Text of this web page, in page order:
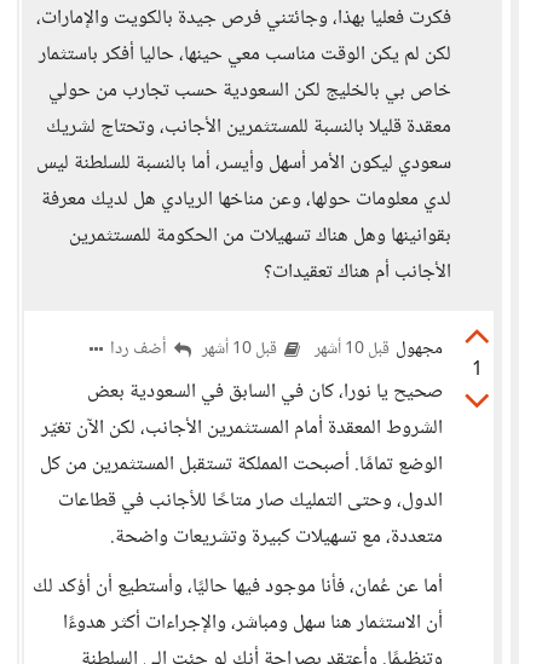
فكرت فعليا بهذا، وجائتني فرص جيدة بالكويت والإمارات،
لكن لم يكن الوقت مناسب معي حينها، حاليا أفكر باستثمار
خاص بي بالخليج لكن السعودية حسب تجارب من حولي
معقدة قليلا بالنسبة للمستثمرين الأجانب، وتحتاج لشريك
سعودي ليكون الأمر أسهل وأيسر، أما بالنسبة للسلطنة ليس
لدي معلومات حولها، وعن مناخها الريادي هل لديك معرفة
بقوانينها وهل هناك تسهيلات من الحكومة للمستثمرين
الأجانب أم هناك تعقيدات؟
1
مجهول قبل 10 أشهر قبل 10 أشهر أضف ردا
صحيح يا نورا، كان في السابق في السعودية بعض
الشروط المعقدة أمام المستثمرين الأجانب، لكن الآن تغيّر
الوضع تمامًا. أصبحت المملكة تستقبل المستثمرين من كل
الدول، وحتى التمليك صار متاحًا للأجانب في قطاعات
متعددة، مع تسهيلات كبيرة وتشريعات واضحة.
أما عن عُمان، فأنا موجود فيها حاليًا، وأستطيع أن أؤكد لك
أن الاستثمار هنا سهل ومباشر، والإجراءات أكثر هدوءًا